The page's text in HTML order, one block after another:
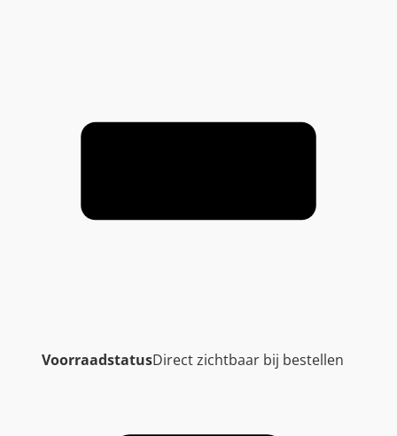
VoorraadstatusDirect zichtbaar bij bestellen